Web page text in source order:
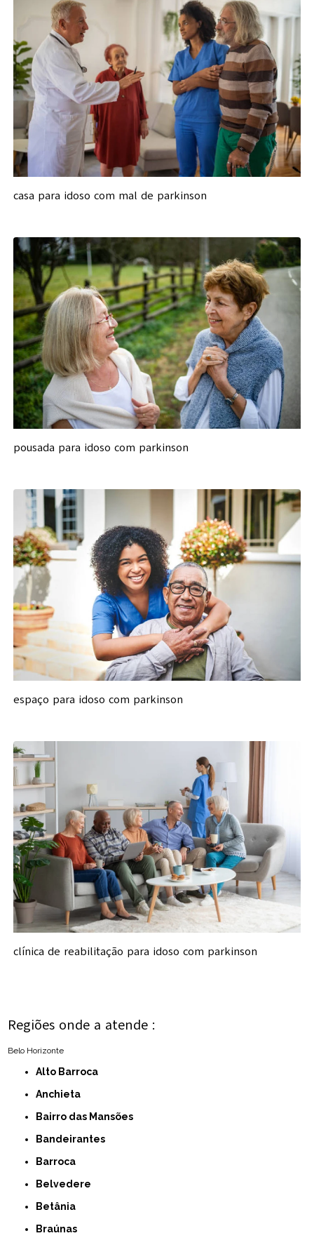
casa para idoso com mal de parkinson
pousada para idoso com parkinson
espaço para idoso com parkinson
clínica de reabilitação para idoso com parkinson
Regiões onde a atende :
Belo Horizonte
Alto Barroca
Anchieta
Bairro das Mansões
Bandeirantes
Barroca
Belvedere
Betânia
Braúnas